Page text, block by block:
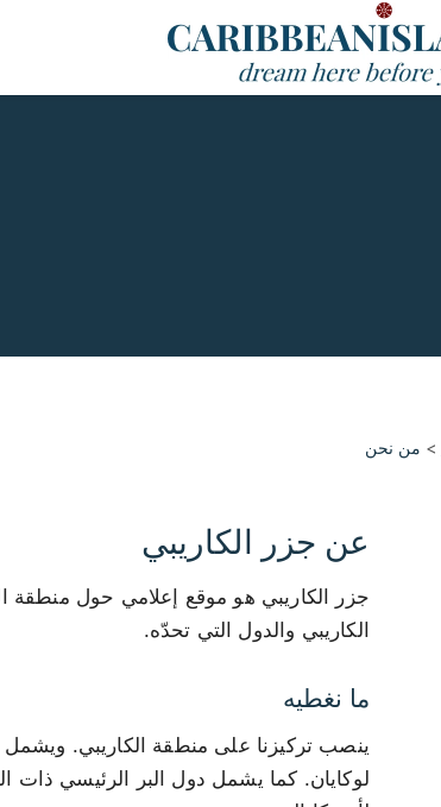
> من نحن
عن جزر الكاريبي
جزر الكاريبي هو موقع إعلامي حول منطقة
الكاريبي والدول التي تحدّه.
ما نغطيه
ينصب تركيزنا على منطقة الكاريبي. ويشمل
لوكايان. كما يشمل دول البر الرئيسي ذات